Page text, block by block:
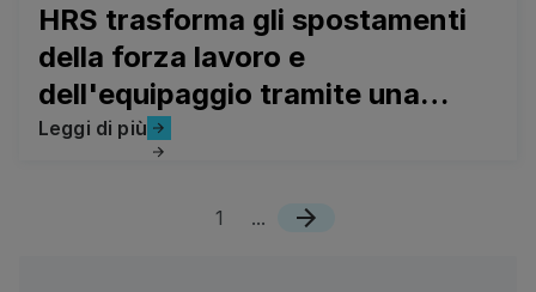
HRS trasforma gli spostamenti
della forza lavoro e
dell'equipaggio tramite una
nuova automazione
Leggi di più
Leggi di più
1 ...